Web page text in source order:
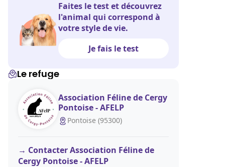
Faites le test et découvrez
l'animal qui correspond à
votre style de vie.
Je fais le test
Le refuge
Association Féline de Cergy
Pontoise - AFELP
Pontoise (95300)
Contacter Association Féline de
Cergy Pontoise - AFELP